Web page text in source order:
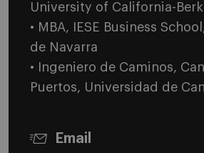
University of California-
• MBA, IESE Business
de Navarra
• Ingeniero de Caminos,
Puertos, Universidad de
Email